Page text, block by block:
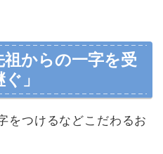
からの一字を受
」
をつけるなどこだわるお